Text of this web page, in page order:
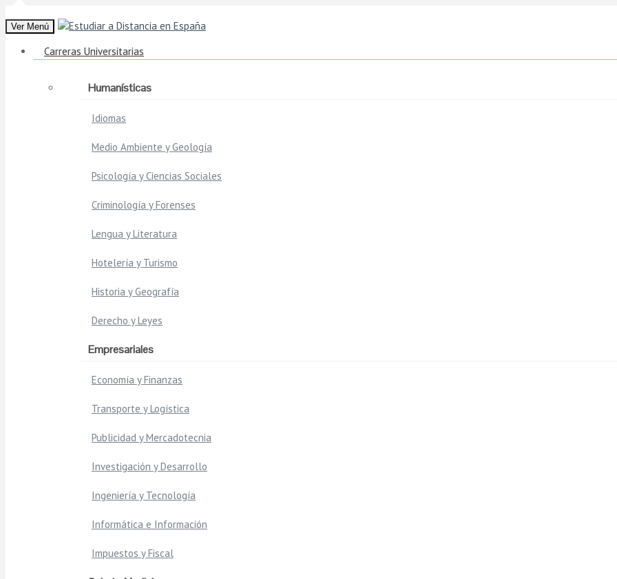
Ver Menú
Carreras Universitarias
Humanísticas
Idiomas
Medio Ambiente y Geología
Psicología y Ciencias Sociales
Criminología y Forenses
Lengua y Literatura
Hotelería y Turismo
Historia y Geografía
Derecho y Leyes
Empresariales
Economía y Finanzas
Transporte y Logística
Publicidad y Mercadotecnia
Investigación y Desarrollo
Ingeniería y Tecnología
Informática e Información
Impuestos y Fiscal